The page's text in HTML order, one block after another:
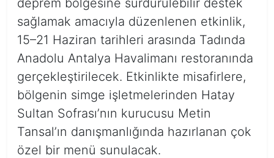
sağlamak amacıyla düzenlenen etkinlik,
15–21 Haziran tarihleri arasında Tadında
Anadolu Antalya Havalimanı restoranında
gerçekleştirilecek. Etkinlikte misafirlere,
bölgenin simge işletmelerinden Hatay
Sultan Sofrası’nın kurucusu Metin
Tansal’ın danışmanlığında hazırlanan çok
özel bir menü sunulacak.